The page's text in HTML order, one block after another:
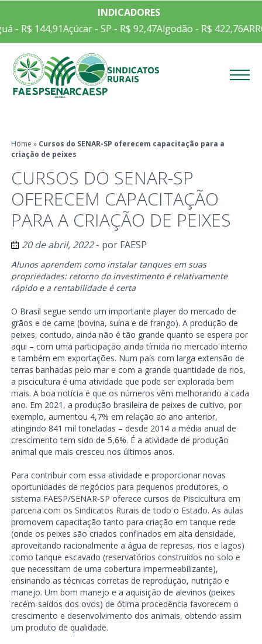
INDICADORES
- R$ 144,91Açúcar - SP - R$ 92,47Algodão - R$ 422,76
Home » Cursos do SENAR-SP oferecem capacitação para a
criação de peixes
CURSOS DO SENAR-SP
OFERECEM CAPACITAÇÃO
PARA A CRIAÇÃO DE PEIXES
20 de abril, 2022- por FAESP
Alunos aprendem como instalar tanques em suas
propriedades: retorno do investimento é relativamente
rápido e a rentabilidade é certa
O Brasil segue sendo um importante player do mercado de
grãos e de carne (bovina, suína e de frango). A produção de
peixes, contudo, ainda não é tão grande quanto se espera por
aqui – com uma participação ainda tímida no mercado interno
e também em exportações. Num país com larga extensão de
terras banhadas pelo mar e com a grande quantidade de rios,
a piscicultura é uma atividade que pode ser explorada bem
mais. A boa notícia é que os números vêm melhorando a cada
ano. Em 2021, a produção brasileira de peixes de cultivo, por
exemplo, aumentou 4,7% em relação ao ano anterior,
atingindo 841 mil toneladas – desde 2014 a média anual de
crescimento tem sido de 5,6%. É a atividade de produção
animal que mais cresceu nos últimos anos.
Para contribuir com essa atividade e proporcionar novas
oportunidades de negócios para pequenos produtores, o
sistema FAESP/SENAR-SP oferece cursos de Piscicultura em
parceria com os Sindicatos Rurais de todo o Estado. As aulas
promovem capacitação tanto para criação em tanque rede
(onde os peixes são criados confinados em alta densidade,
aproveitando racionalmente a água de represas, rios e lagos)
como tanque escavado (reservatórios construídos no solo e
que necessitam de uma cobertura impermeabilizante),
ensinando as técnicas corretas de reprodução, nutrição e
manejo. Um bom manejo e a aquisição de alevinos (peixes
recém-saídos dos ovos) de ótima procedência favorecem o
crescimento e desenvolvimento dos animais, obtendo assim
um produto de qualidade.